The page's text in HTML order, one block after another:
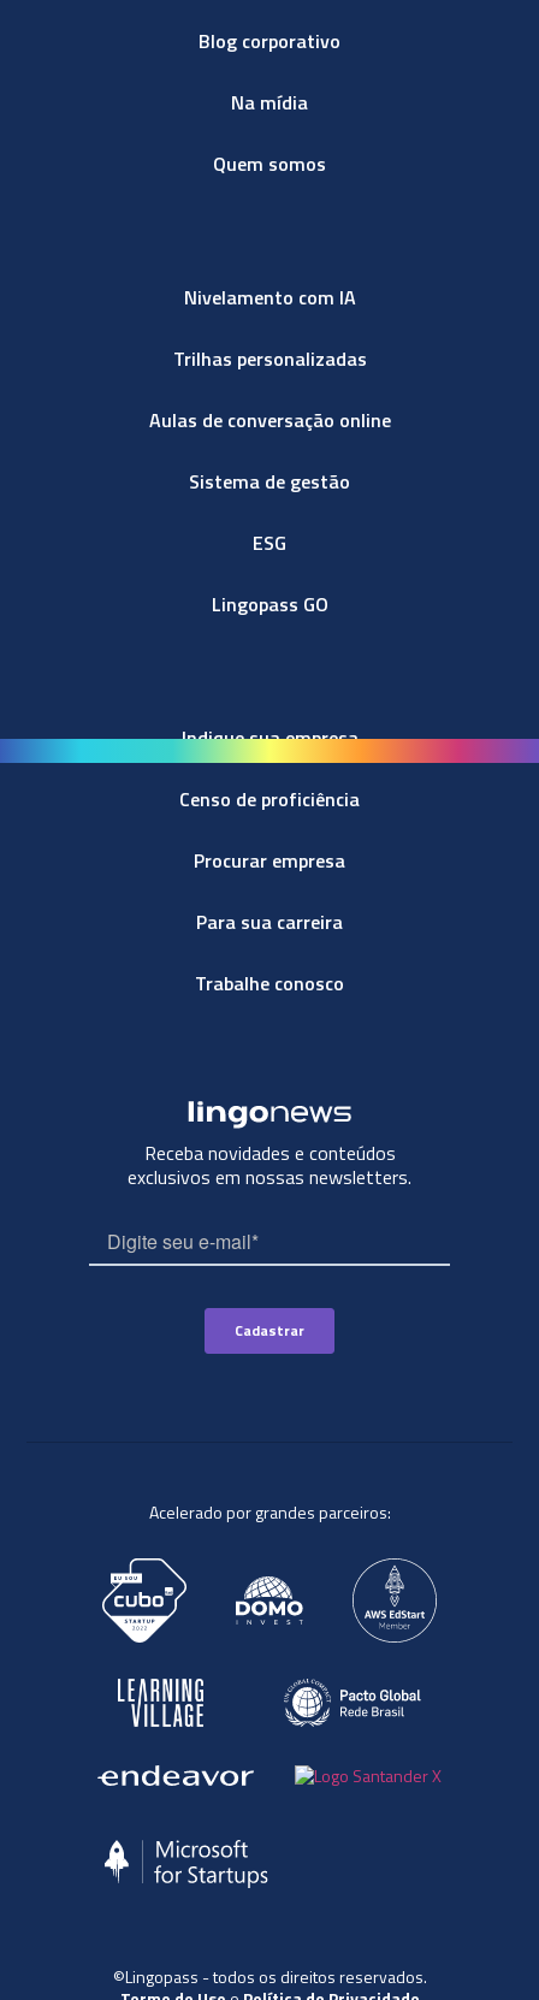
Blog corporativo
Na mídia
Quem somos
Nivelamento com IA
Trilhas personalizadas
Aulas de conversação online
Sistema de gestão
ESG
Lingopass GO
Indique sua empresa
Censo de proficiência
Procurar empresa
Para sua carreira
Trabalhe conosco
Receba novidades e conteúdos
exclusivos em nossas newsletters.
Acelerado por grandes parceiros:
©Lingopass - todos os direitos reservados.